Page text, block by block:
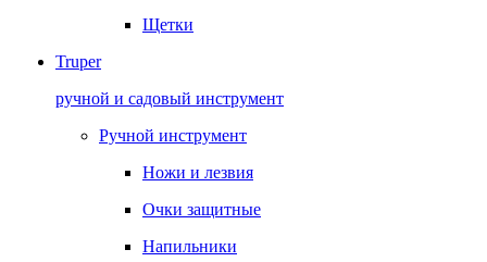
Щетки
Truper
ручной и садовый инструмент
Ручной инструмент
Ножи и лезвия
Очки защитные
Напильники